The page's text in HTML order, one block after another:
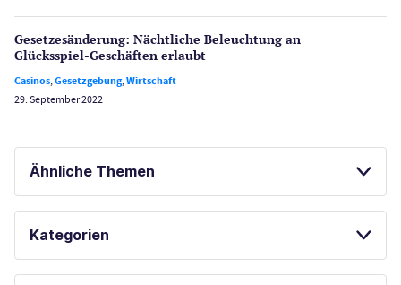
Gesetzes­änderung: Nächtliche Beleuch­tung an
Glücksspiel-Geschäften erlaubt
Casinos,Gesetzgebung,Wirtschaft
29. September 2022
Ähnliche Themen
SPORTWETTEN
BONUS OHNE EINZAHLUNG
Kategorien